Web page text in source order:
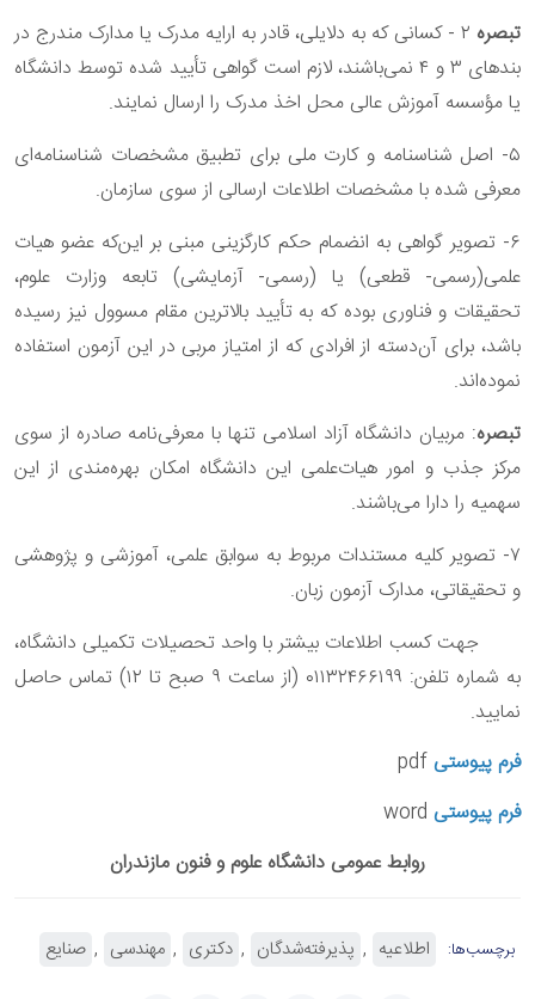
تبصره
۲ - کسانی که به دلایلی، قادر به ارایه مدرک یا مدارک‌ مندرج در
بندهای ۳ و ۴ نمی‌باشند، لازم است گواهی تأیید شده توسط دانشگاه
یا مؤسسه آموزش عالی محل اخذ مدرک را ارسال نمایند.
۵- اصل شناسنامه و کارت ملی برای تطبیق مشخصات شناسنامه‌ای
معرفی شده با مشخصات اطلاعات ارسالی از سوی سازمان.
۶- تصویر گواهی به انضمام حکم کارگزینی مبنی بر این‌که عضو هیات
علمی(رسمی- قطعی) یا (رسمی- آزمایشی) تابعه وزارت علوم،
تحقیقات و فناوری بوده که به تأیید بالاترین مقام مسوول نیز رسیده
باشد، برای آن‌دسته از افرادی که از امتیاز مربی در این آزمون استفاده
نموده‌اند.
تبصره: مربیان دانشگاه آزاد اسلامی تنها با معرفی‌نامه صادره از سوی
مرکز جذب و امور هیات‌علمی این دانشگاه امکان بهره‌مندی از این
سهمیه را دارا می‌باشند.
۷- تصویر کلیه مستندات مربوط به سوابق علمی، آموزشی و پژوهشی
و تحقیقاتی، مدارک آزمون زبان.
جهت کسب اطلاعات بیشتر با واحد تحصیلات تکمیلی دانشگاه،
به شماره تلفن: ۰۱۱۳۲۴۶۶۱۹۹ (از ساعت ۹ صبح تا ۱۲) تماس حاصل
نمایید.
فرم پیوستی
فرم پیوستی
روابط عمومی دانشگاه علوم و فنون مازندران
برچسب‌ها: اطلاعیه پذیرفته‌شدگان دکتری مهندسی صنایع